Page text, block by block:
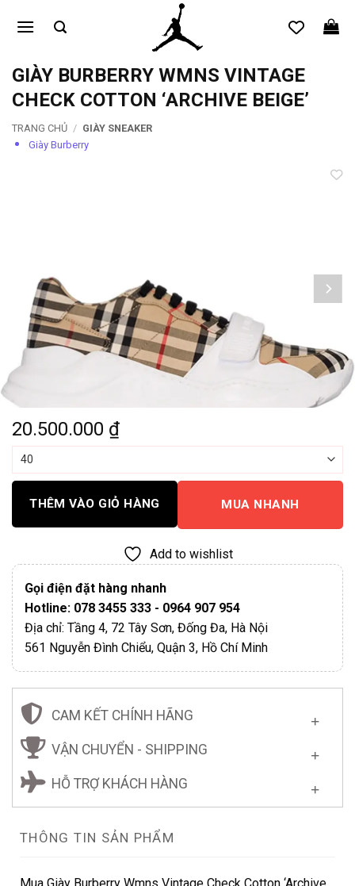
qua
dungGIÀY BURBERRY WMNS VINTAGE
CHECK COTTON ‘ARCHIVE BEIGE’
TRANG CHỦ / GIÀY SNEAKER
Giày Burberry
20.500.000 ₫
THÊM VÀO GIỎ HÀNG MUA NHANH
Add to wishlist
Gọi điện đặt hàng nhanh
Hotline: 078 3455 333 - 0964 907 954
Địa chỉ: Tầng 4, 72 Tây Sơn, Đống Đa, Hà Nội
561 Nguyễn Đình Chiểu, Quận 3, Hồ Chí Minh
CAM KẾT CHÍNH HÃNG
VẬN CHUYỂN - SHIPPING
HỖ TRỢ KHÁCH HÀNG
THÔNG TIN SẢN PHẨM